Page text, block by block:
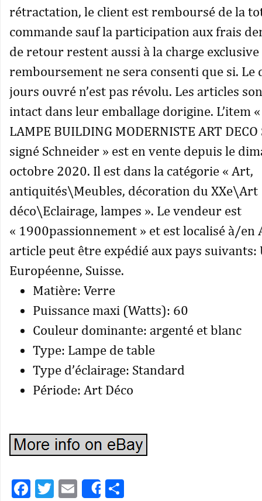
rétractation, le client est remboursé de la
commande sauf la participation aux frais
de retour restent aussi à la charge
remboursement ne sera consenti que si. Le
jours ouvré n’est pas révolu. Les articles
intact dans leur emballage dorigine. L’item
LAMPE BUILDING MODERNISTE ART DECO
signé Schneider » est en vente depuis le
octobre 2020. Il est dans la catégorie « Art,
antiquités\Meubles, décoration du XXe\Art
déco\Eclairage, lampes ». Le vendeur est
« 1900passionnement » et est localisé à/en
article peut être expédié aux pays suivants:
Européenne, Suisse.
Matière: Verre
Puissance maxi (Watts): 60
Couleur dominante: argenté et blanc
Type: Lampe de table
Type d’éclairage: Standard
Période: Art Déco
Facebook
Twitter
EmailShare